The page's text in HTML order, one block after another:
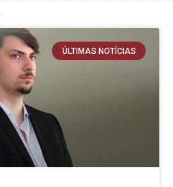
ÚLTIMAS NOTÍCIAS